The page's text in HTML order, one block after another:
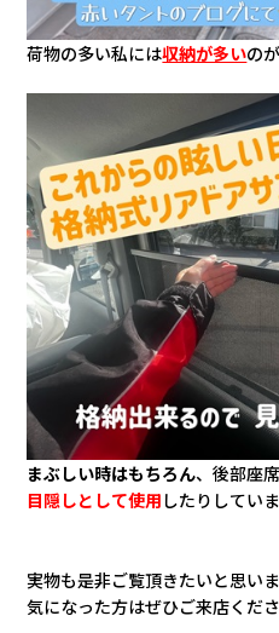
荷物の多い私には収納が多いの
まぶしい時はもちろん、後部座
目隠しとして使用 したりしてい
実物も是非ご覧頂きたいと思いま
気になった方はぜひご来店くだ